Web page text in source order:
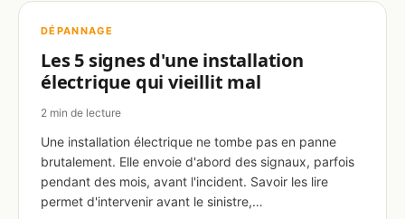
DÉPANNAGE
Les 5 signes d'une installation
électrique qui vieillit mal
2 min de lecture
Une installation électrique ne tombe pas en panne
brutalement. Elle envoie d'abord des signaux, parfois
pendant des mois, avant l'incident. Savoir les lire
permet d'intervenir avant le sinistre,…